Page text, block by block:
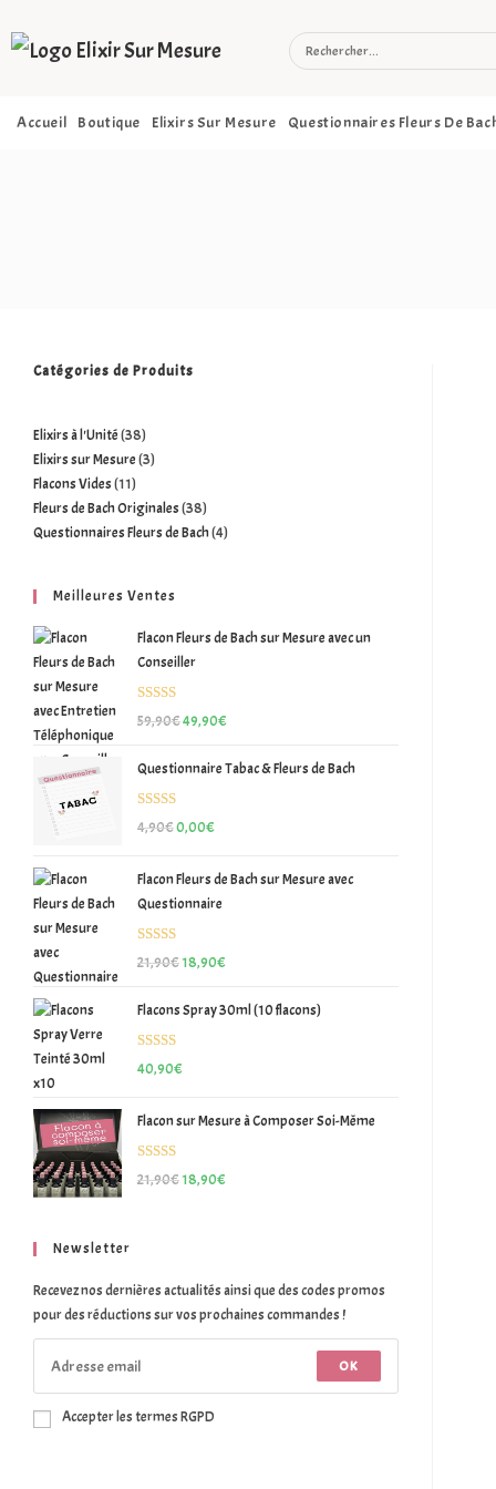
Accueil Boutique Elixirs Sur Mesure Questionnaires Fleurs De
Catégories de Produits
Elixirs à l'Unité 38
Elixirs sur Mesure 3
Flacons Vides 11
Fleurs de Bach Originales 38
Questionnaires Fleurs de Bach 4
Meilleures Ventes
Flacon Fleurs de Bach sur Mesure avec un
Conseiller
Note5.00
59,90€49,90€
Questionnaire Tabac & Fleurs de Bach
Note5.00
4,90€0,00€
Flacon Fleurs de Bach sur Mesure avec
Questionnaire
Note 5.00
21,90€18,90€
Flacons Spray 30ml (10 flacons)
Note5.00
40,90€
Flacon sur Mesure à Composer Soi-Même
Note 5.00
21,90€18,90€
Newsletter
Recevez nos dernières actualités ainsi que des codes promos
pour des réductions sur vos prochaines commandes !
OK
Accepter les termes RGPD